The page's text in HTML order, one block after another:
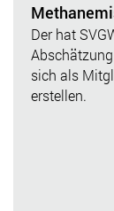
Der hat
sich als
erstellen.